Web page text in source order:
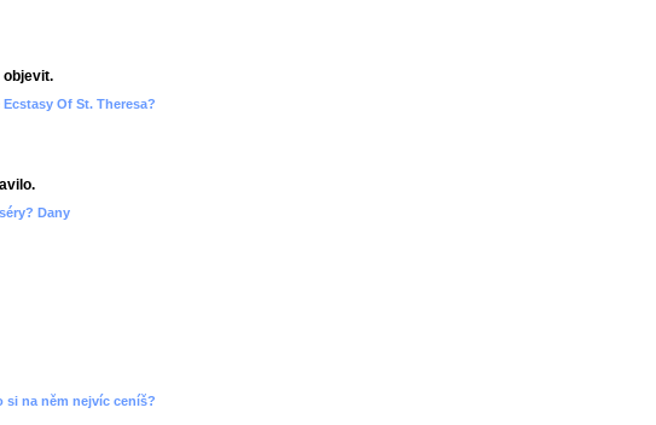
objevit.
Of St. Theresa?
Dany
si na něm nejvíc ceníš?